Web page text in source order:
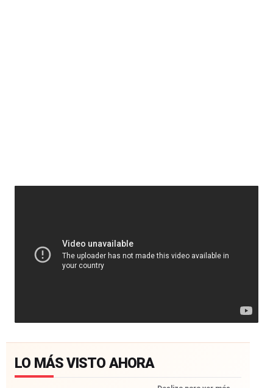
LO MÁS VISTO AHORA